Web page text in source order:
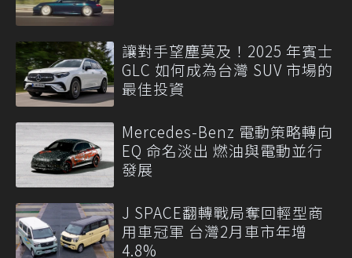
讓對手望塵莫及！2025 年賓士
GLC 如何成為台灣 SUV 市場的
最佳投資
Mercedes-Benz 電動策略轉向
EQ 命名淡出 燃油與電動並行
發展
J SPACE翻轉戰局奪回輕型商
用車冠軍 台灣2月車市年增
4.8%